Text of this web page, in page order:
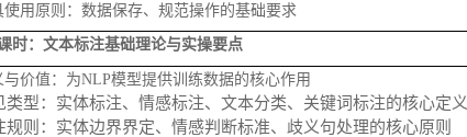
使用原则：数据保存、规范操作的基础要求
时：文本标注基础理论与实操要点
与价值：为NLP模型提供训练数据的核心作用
类型：实体标注、情感标注、文本分类、关键词标注的核心定义
规则：实体边界界定、情感判断标准、歧义句处理的核心原则